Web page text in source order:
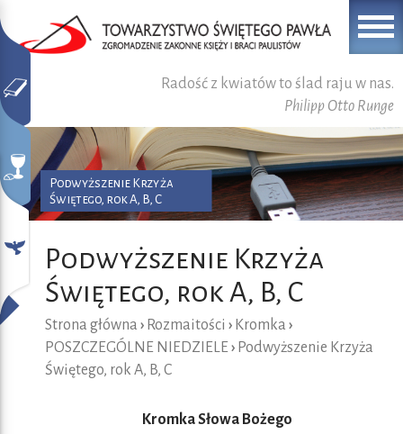
Radość z kwiatów to ślad raju w nas.
Philipp Otto Runge
Podwyższenie Krzyża
Świętego, rok A, B, C
Podwyższenie Krzyża
Świętego, rok A, B, C
Strona główna › Rozmaitości › Kromka ›
POSZCZEGÓLNE NIEDZIELE› Podwyższenie Krzyża
Świętego, rok A, B, C
Kromka Słowa Bożego